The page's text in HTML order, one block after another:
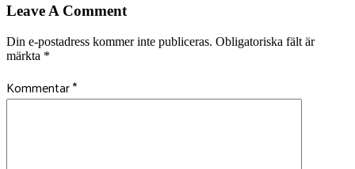
Leave A Comment
Din e-postadress kommer inte publiceras. Obligatoriska fält är
märkta *
Kommentar*